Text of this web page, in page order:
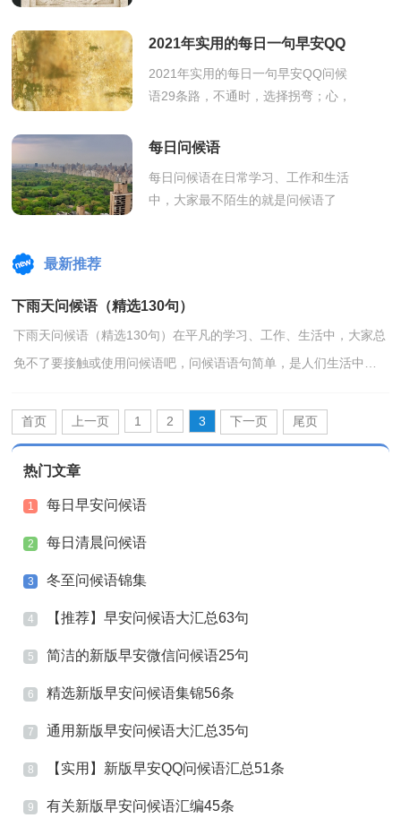
和他人的情感交流。你所知道的问候
2021年实用的每日一句早安QQ
问候语29条
2021年实用的每日一句早安QQ问候
语29条路，不通时，选择拐弯；心，
择随意。有些事，挺一挺，就过去
每日问候语
每日问候语在日常学习、工作和生活
中，大家最不陌生的就是问候语了
最新推荐
下雨天问候语（精选130句）
下雨天问候语（精选130句）在平凡的学习、工作、生活中，大家总
免不了要接触或使用问候语吧，问候语语句简单，是人们生活中常
首页 上一页 1 2 3 下一页 尾页
热门文章
1 每日早安问候语
2 每日清晨问候语
3 冬至问候语锦集
4 【推荐】早安问候语大汇总63句
5 简洁的新版早安微信问候语25句
6 精选新版早安问候语集锦56条
7 通用新版早安问候语大汇总35句
8 【实用】新版早安QQ问候语汇总51条
9 有关新版早安问候语汇编45条